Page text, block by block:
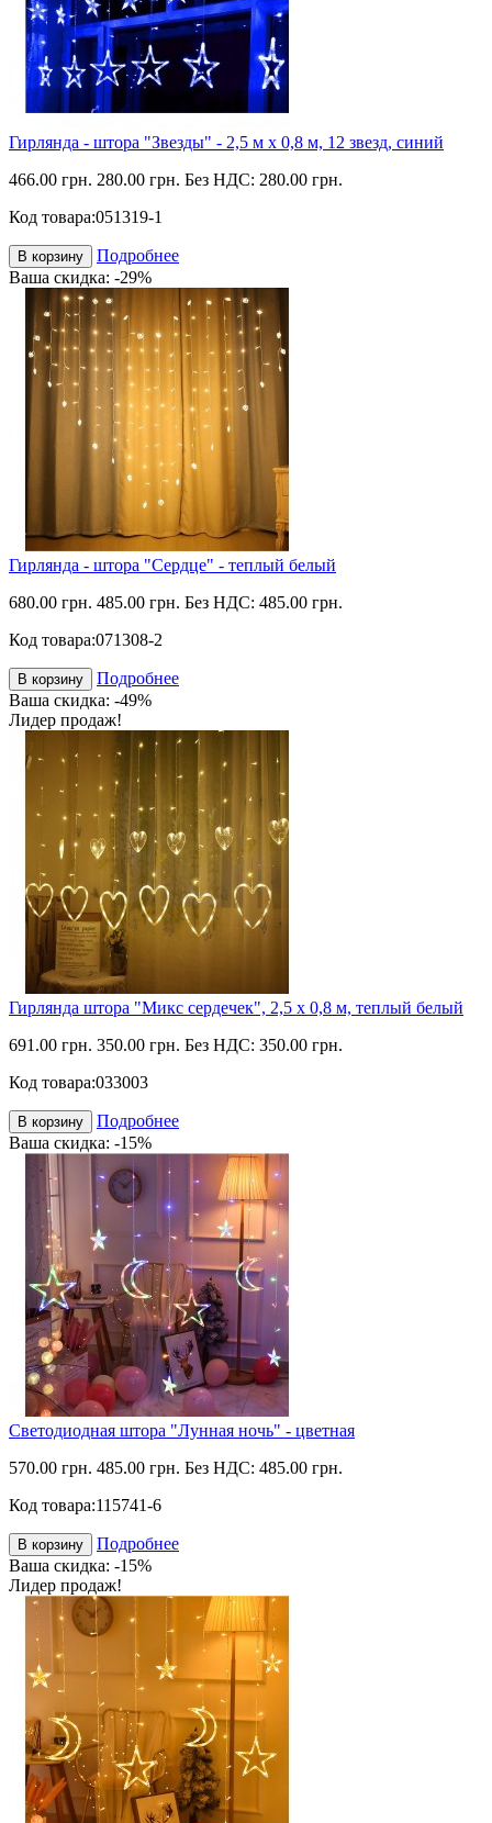
Гирлянда - штора "Звезды" - 2,5 м х 0,8 м, 12 звезд, синий
466.00 грн. 280.00 грн. Без НДС: 280.00 грн.
Код товара:051319-1
В корзину
Подробнее
Ваша скидка: -29%
Гирлянда - штора "Сердце" - теплый белый
680.00 грн. 485.00 грн. Без НДС: 485.00 грн.
Код товара:071308-2
В корзину
Подробнее
Ваша скидка: -49%
Лидер продаж!
Гирлянда штора "Микс сердечек", 2,5 х 0,8 м, теплый белый
691.00 грн. 350.00 грн. Без НДС: 350.00 грн.
Код товара:033003
В корзину
Подробнее
Ваша скидка: -15%
Светодиодная штора "Лунная ночь" - цветная
570.00 грн. 485.00 грн. Без НДС: 485.00 грн.
Код товара:115741-6
В корзину
Подробнее
Ваша скидка: -15%
Лидер продаж!